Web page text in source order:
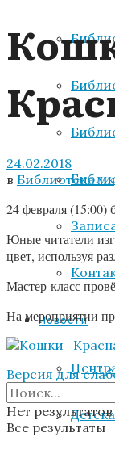
Новости
24.02.2018
в Библиотека
24 февраля (15:00)
Юные читатели
цвет, используя
Мастер-класс
На мероприятии
Версия для
Нет результатов
Все результаты